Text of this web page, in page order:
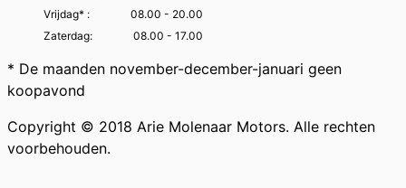
Vrijdag* :
08.00 - 20.00
Zaterdag:
08.00 - 17.00
* De maanden november-december-januari geen
koopavond
Copyright © 2018 Arie Molenaar Motors. Alle rechten
voorbehouden.